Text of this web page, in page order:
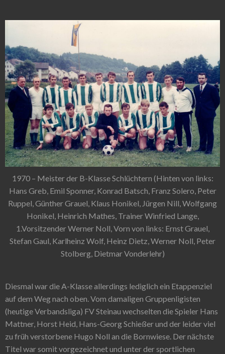
1970 – Meister der B-Klasse Schlüchtern (Hinten von links:
Hans Greb, Emil Sponner, Konrad Batsch, Franz Solero, Peter
Ruppel, Günther Grauel, Klaus Honikel, Jürgen Nill, Wolfgang
Honikel, Heinrich Mathes, Trainer Winfried Lange,
1.Vorsitzender Werner Noll, Vorn von links: Ernst Grauel,
Stefan Gaul, Karlheinz Wolf, Heinz Dietz, Werner Noll, Peter
Stolberg, Dietmar Vonderlehr)
Diesmal war die A-Klasse allerdings lediglich ein Etappenziel
auf dem Weg nach oben. Vom damaligen Gruppenligisten
(heutige Verbandsliga) FV Steinau wechselten die Spieler Hans
Mattner, Horst Heid, Hans-Georg Schießer und der leider viel
zu früh verstorbene Hugo Noll an die Bornwiese. Der nächste
Titel war somit vorgezeichnet und unter der sportlichen